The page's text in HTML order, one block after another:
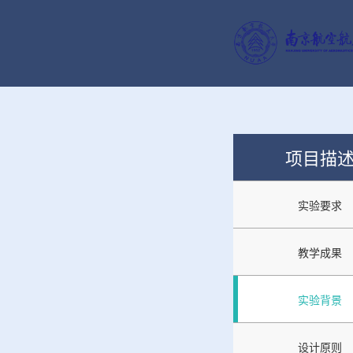
项目描
实验要求
教学成果
实验背景
设计原则